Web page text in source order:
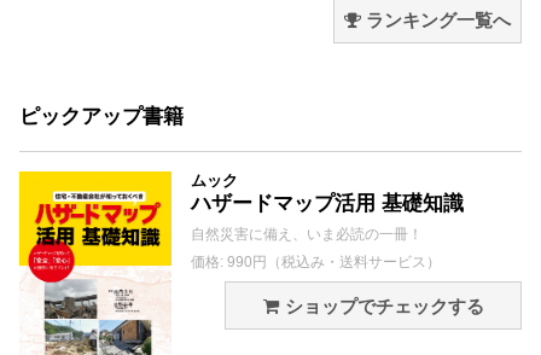
ランキング一覧へ
ピックアップ書籍
ムック
ハザードマップ活用 基礎知識
自然災害に備え、いま必読の一冊！
価格: 990円（税込み・送料サービス）
ショップでチェックする